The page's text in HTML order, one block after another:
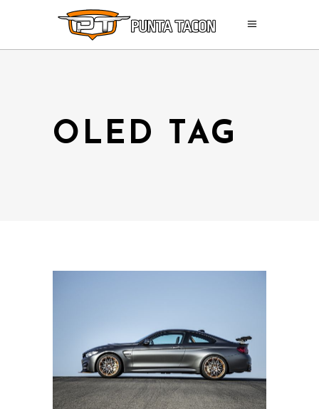
OLED TAG